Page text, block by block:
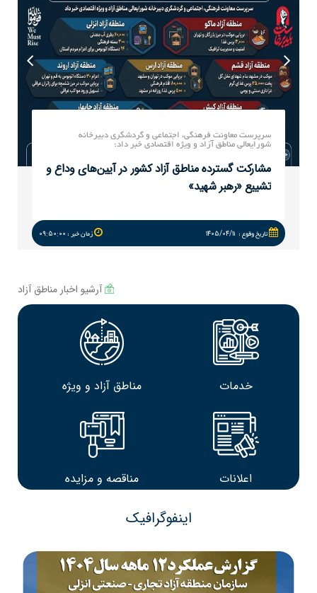
در نخستین نشست تخصصی معاونان و مدیران عمرانی مناطق آزاد
کشور مطرح شد:
تاكید بر پایش مستمر پروژه‌های زیربنایی و
هوشمندسازی فرآیندها
تاريخ وقوع : ۱۴۰۵/۰۳/۳۱ زمان خبر :۱۴:۵۴:۰۰
آرشیو اخبار مناطق آزاد
خدمات مناطق آزاد و ویژه
اعلانات مناقصه و مزایده
اینفوگرافیک